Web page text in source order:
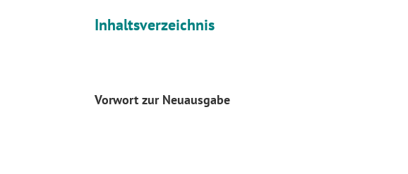
Inhaltsverzeichnis
Vorwort zur Neuausgabe